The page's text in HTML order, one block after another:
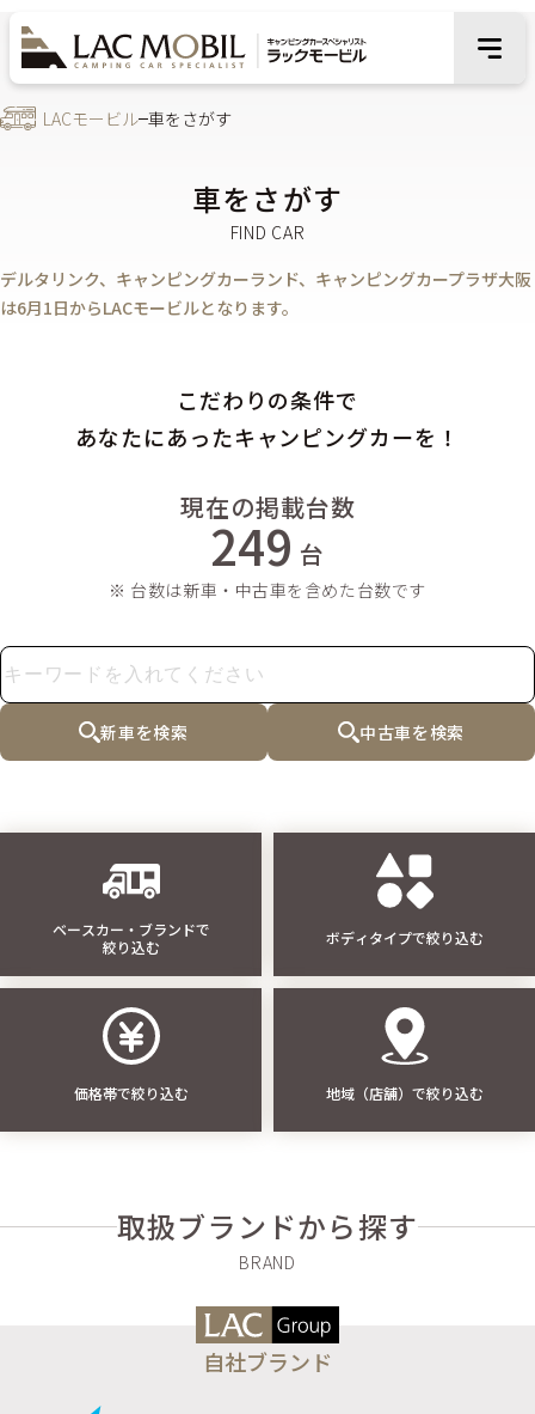
LACモービル 車をさがす
車をさがす
デルタリンク、キャンピングカーランド、キャンピングカープラザ大阪
は6月1日からLACモービルとなります。
こだわりの条件で
あなたにあったキャンピングカーを！
現在の掲載台数
249 台
※ 台数は新車・中古車を含めた台数です
新車を検索 中古車を検索
ベースカー・ブランドで
絞り込む
ボディタイプで絞り込む
価格帯で絞り込む 地域（店舗）で絞り込む
取扱ブランドから探す
自社ブランド